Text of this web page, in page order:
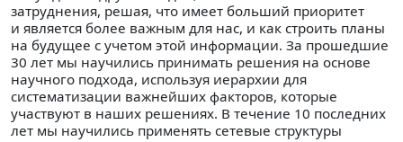
затруднения, решая, что имеет больший приоритет
и является более важным для нас, и как строить планы
на будущее с учетом этой информации. За прошедшие
30 лет мы научились принимать решения на основе
научного подхода, используя иерархии для
систематизации важнейших факторов, которые
участвуют в наших решениях. В течение 10 последних
лет мы научились применять сетевые структуры